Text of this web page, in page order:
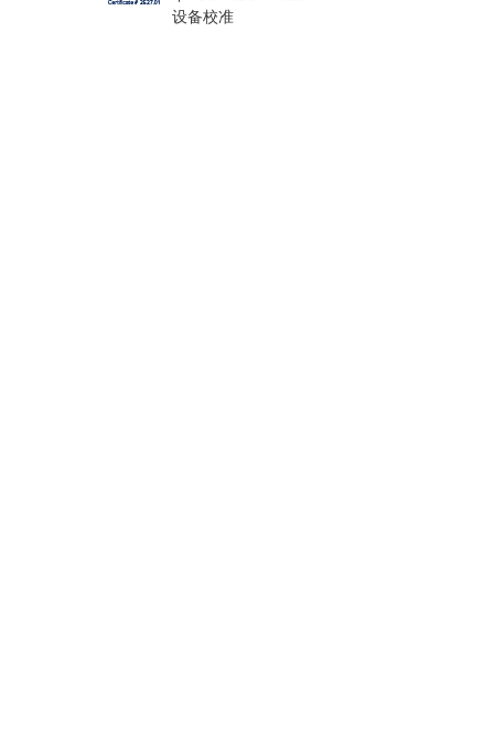
设备校准